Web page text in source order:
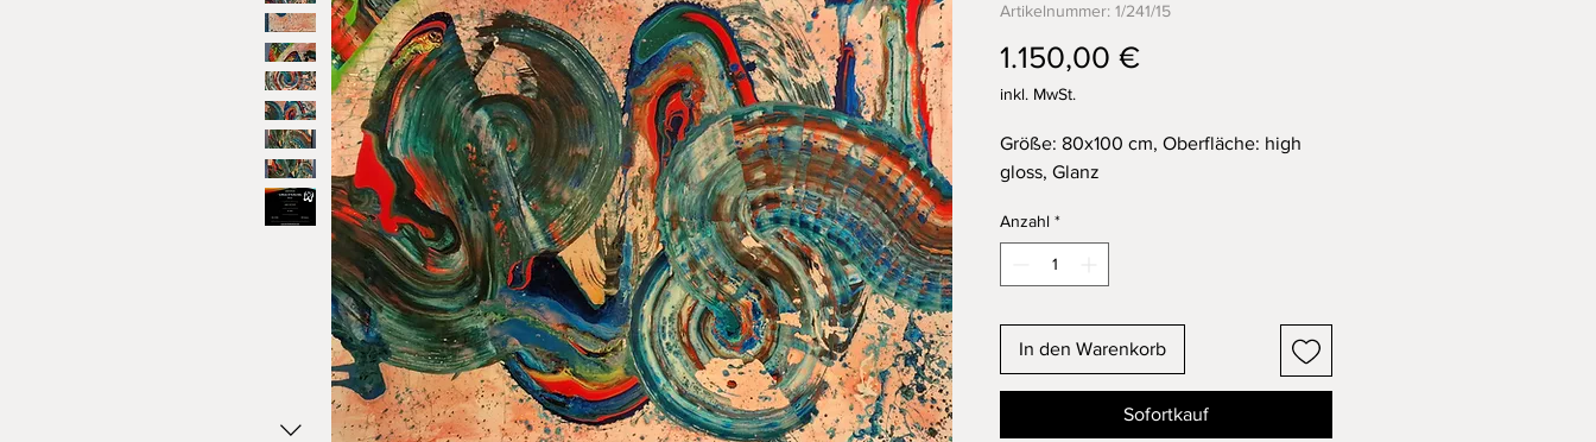
Artikelnummer: 1/241/15
1.150,00 €Preis
inkl. MwSt.
Größe: 80x100 cm, Oberfläche: high
gloss, Glanz
Anzahl *
In den Warenkorb
Sofortkauf